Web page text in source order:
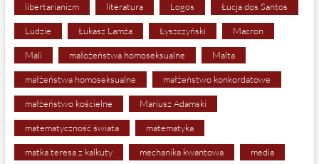
libertarianizm literatura Logos Łucja dos Santos
Ludzie Łukasz Lamża Łyszczyński Macron
Mali małożeństwa homoseksualne Malta
małżeństwa homoseksualne małżeństwo konkordatowe
małżeństwo kościelne Mariusz Adamski
matematyczność świata matematyka
matka teresa z kalkuty mechanika kwantowa media